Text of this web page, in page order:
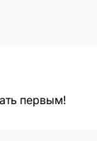
первым!